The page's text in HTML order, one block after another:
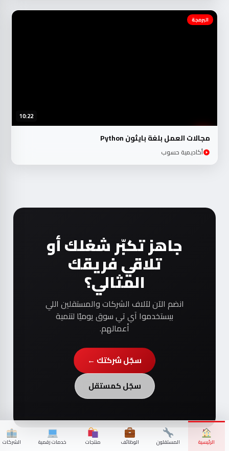
10:22
البرمجة
مجالات العمل بلغة بايثون Python
أكاديمية حسوب
جاهز تكبّر شغلك أو
تلاقي فريقك
المثالي؟
انضم الآن لآلاف الشركات والمستقلين اللي
بيستخدموا آي تي سوق يوميًا لتنمية
أعمالهم.
سجّل شركتك ←
سجّل كمستقل
الرئيسية المستقلون الوظائف منتجات خدمات رقمية الشركات